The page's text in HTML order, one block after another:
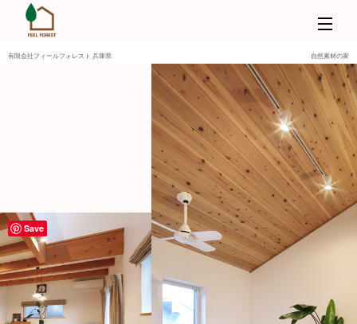
有限会社フィールフォレスト 兵庫県 自然素材の家
Save